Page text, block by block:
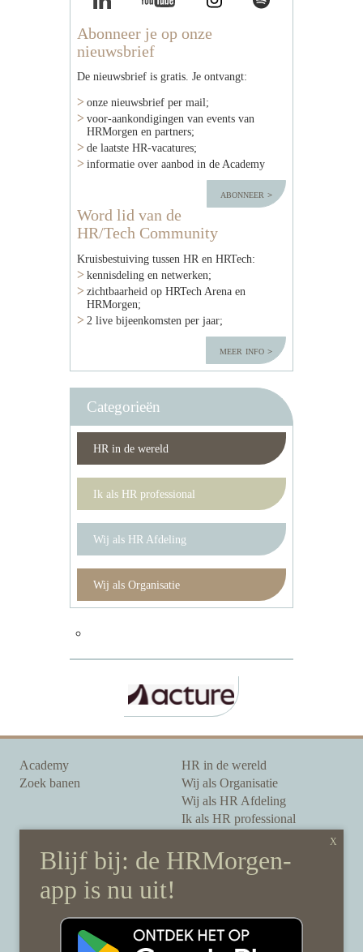
Abonneer je op onze
nieuwsbrief
De nieuwsbrief is gratis. Je ontvangt:
onze nieuwsbrief per mail;
voor-aankondigingen van events van
HRMorgen en partners;
de laatste HR-vacatures;
informatie over aanbod in de Academy
abonneer
Word lid van de
HR/Tech Community
Kruisbestuiving tussen HR en HRTech:
kennisdeling en netwerken;
zichtbaarheid op HRTech Arena en
HRMorgen;
2 live bijeenkomsten per jaar;
meer info
Categorieën
HR in de wereld
Ik als HR professional
Wij als HR Afdeling
Wij als Organisatie
Academy
Zoek banen
HR in de wereld
Wij als Organisatie
Wij als HR Afdeling
Ik als HR professional
Onze auteurs
Onze partners
Sponsoring
Over HRMorgen
Disclaimer & gedragscode